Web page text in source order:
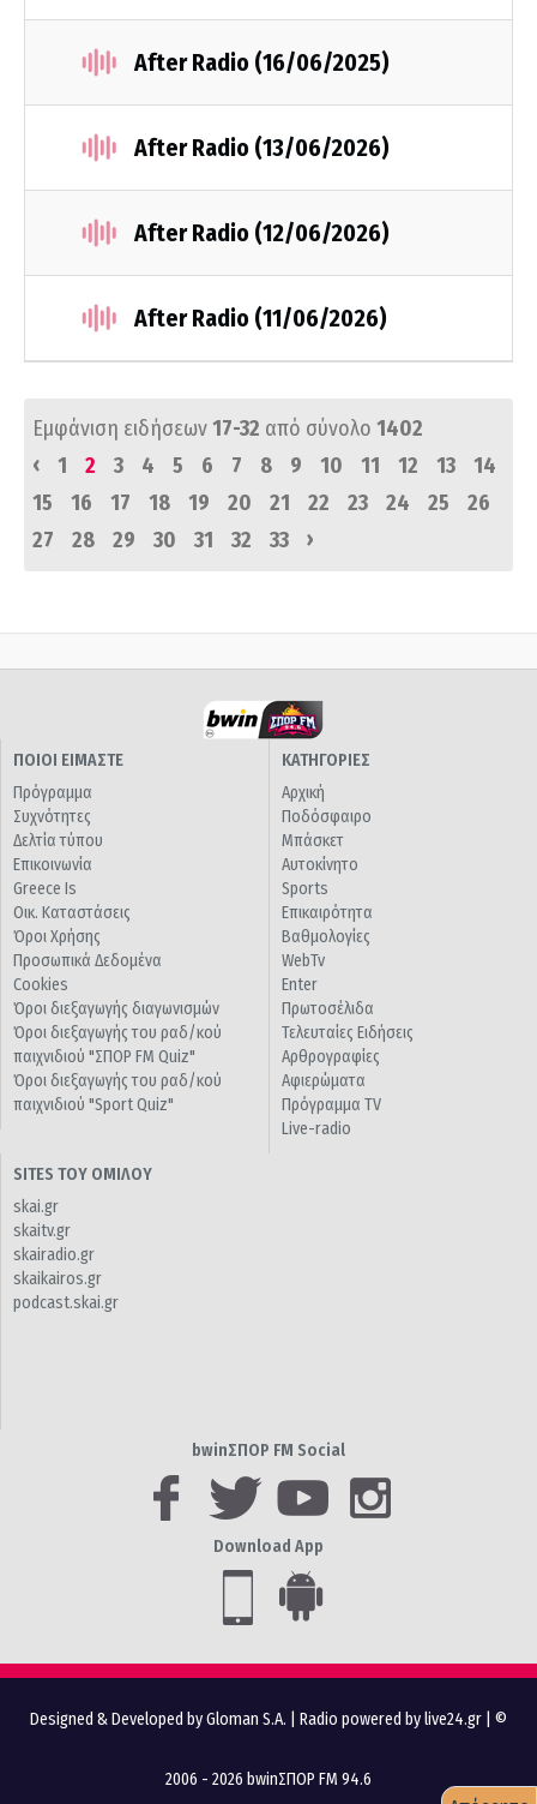
After Radio (16/06/2025)
After Radio (13/06/2026)
After Radio (12/06/2026)
After Radio (11/06/2026)
Εμφάνιση ειδήσεων17-32 από σύνολο 1402
‹
1 2 3 4 5 6 7 8 9 10 11 12 13
14
15
16 17 18 19 20 21 22 23 24 25
26
27
28 29 30 31 32 33 ›
ΠΟΙΟΙ ΕΙΜΑΣΤΕ
Πρόγραμμα
Συχνότητες
Δελτία τύπου
Επικοινωνία
Greece Is
Οικ. Καταστάσεις
Όροι Χρήσης
Προσωπικά Δεδομένα
Cookies
Όροι διεξαγωγής διαγωνισμών
Όροι διεξαγωγής του ραδ/κού
παιχνιδιού "ΣΠΟΡ FM Quiz"
Όροι διεξαγωγής του ραδ/κού
παιχνιδιού "Sport Quiz"
ΚΑΤΗΓΟΡΙΕΣ
Αρχική
Ποδόσφαιρο
Μπάσκετ
Αυτοκίνητο
Sports
Επικαιρότητα
Βαθμολογίες
WebTv
Enter
Πρωτοσέλιδα
Τελευταίες Ειδήσεις
Αρθρογραφίες
Αφιερώματα
Πρόγραμμα TV
Live-radio
SITES ΤΟΥ ΟΜΙΛΟΥ
skai.gr
skaitv.gr
skairadio.gr
skaikairos.gr
podcast.skai.gr
bwinΣΠΟΡ FM Social
Download App
Designed & Developed by Gloman S.A. Radio powered by live24.gr | ©
2006 - 2026 bwinΣΠΟΡ FM 94.6